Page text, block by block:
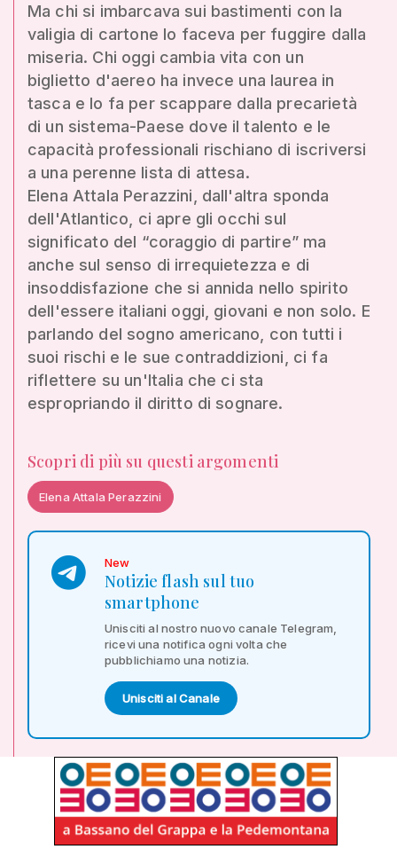
Ma chi si imbarcava sui bastimenti con la
valigia di cartone lo faceva per fuggire dalla
miseria. Chi oggi cambia vita con un
biglietto d'aereo ha invece una laurea in
tasca e lo fa per scappare dalla precarietà
di un sistema-Paese dove il talento e le
capacità professionali rischiano di iscriversi
a una perenne lista di attesa.
Elena Attala Perazzini, dall'altra sponda
dell'Atlantico, ci apre gli occhi sul
significato del “coraggio di partire” ma
anche sul senso di irrequietezza e di
insoddisfazione che si annida nello spirito
dell'essere italiani oggi, giovani e non solo. E
parlando del sogno americano, con tutti i
suoi rischi e le sue contraddizioni, ci fa
riflettere su un'Italia che ci sta
espropriando il diritto di sognare.
Scopri di più su questi argomenti
Elena Attala Perazzini
New
Notizie flash sul tuo
smartphone
Unisciti al nostro nuovo canale Telegram,
ricevi una notifica ogni volta che
pubblichiamo una notizia.
Unisciti al Canale